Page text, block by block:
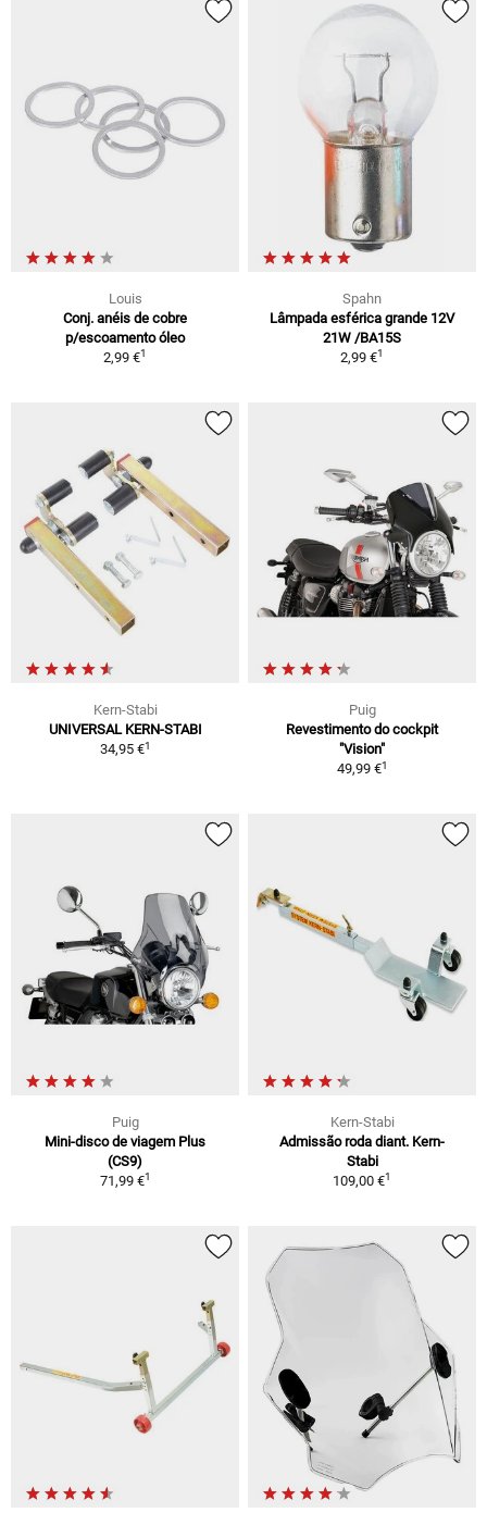
Louis
Conj. anéis de cobre
p/escoamento óleo
2,99 €1
Spahn
Lâmpada esférica grande 12V
21W /BA15S
2,99 €1
Kern-Stabi
UNIVERSAL KERN-STABI
34,95 €1
Puig
Revestimento do cockpit
"Vision"
49,99 €1
Puig
Mini-disco de viagem Plus
(CS9)
71,99 €1
Kern-Stabi
Admissão roda diant. Kern-
Stabi
109,00 €1